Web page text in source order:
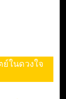
ย์ในดวงใจ